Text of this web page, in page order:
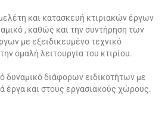
και κατασκευή κτιριακών έργων
, καθώς και την συντήρηση των
με εξειδικευμένο τεχνικό
ομαλή λειτουργία του κτιρίου.
δυναμικό διάφορων ειδικοτήτων με
έργα και στους εργασιακούς χώρους.